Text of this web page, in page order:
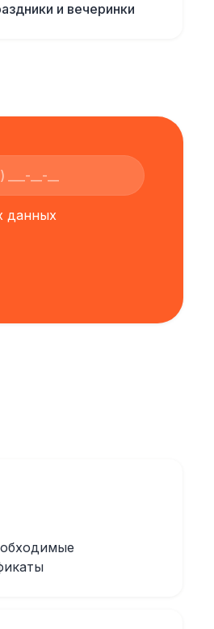
и вечеринки
данных